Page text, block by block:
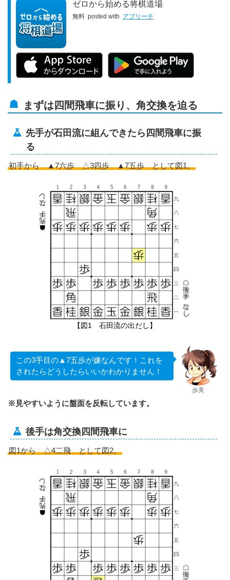
ゼロから始める将棋道場
無料 posted with アプリーチ
まずは四間飛車に振り、角交換を迫る
先手が石田流に組んできたら四間飛車に振
る
初手から ▲7六歩 △3四歩 ▲7五歩 として図1。
【図1 石田流の出だし】
歩美
この3手目の▲7五歩が嫌なんです！これを
されたらどうしたらいいかわかりません！
※見やすいように盤面を反転しています。
後手は角交換四間飛車に
図1から △4二飛 として図2。